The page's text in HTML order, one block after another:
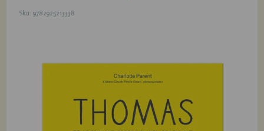
Sku: 9782925213338